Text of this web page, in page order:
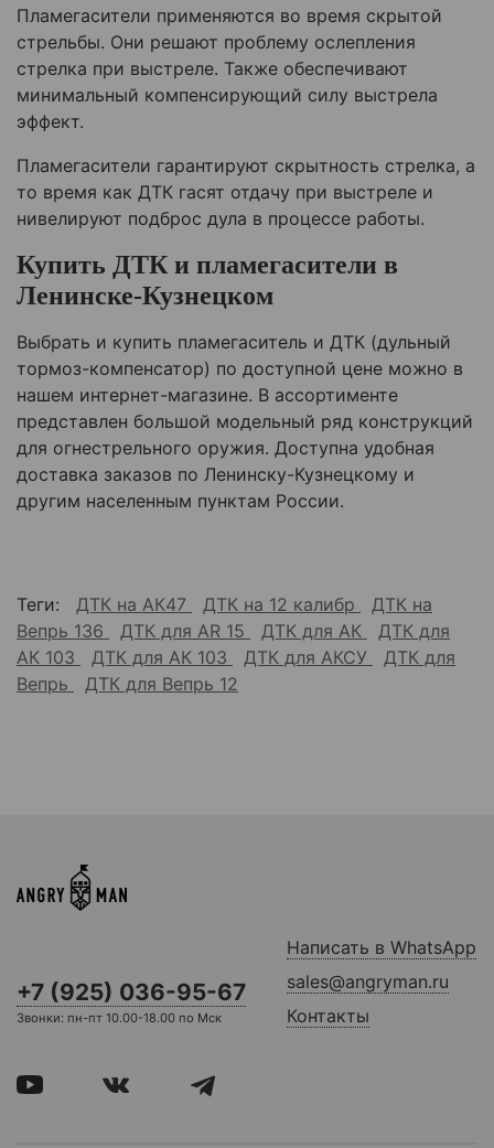
Пламегасители применяются во время скрытой
стрельбы. Они решают проблему ослепления
стрелка при выстреле. Также обеспечивают
минимальный компенсирующий силу выстрела
эффект.
Пламегасители гарантируют скрытность стрелка, а
то время как ДТК гасят отдачу при выстреле и
нивелируют подброс дула в процессе работы.
Купить ДТК и пламегасители в
Ленинске-Кузнецком
Выбрать и купить пламегаситель и ДТК (дульный
тормоз-компенсатор) по доступной цене можно в
нашем интернет-магазине. В ассортименте
представлен большой модельный ряд конструкций
для огнестрельного оружия. Доступна удобная
доставка заказов по Ленинску-Кузнецкому и
другим населенным пунктам России.
Теги: ДТК на АК47 ДТК на 12 калибр
ДТК на
Вепрь 136
ДТК для AR 15 ДТК для АК
ДТК для
АК 103
ДТК для АК 103 ДТК для АКСУ
ДТК для
Вепрь
ДТК для Вепрь 12
+7 (925) 036-95-67
Звонки: пн-пт 10.00-18.00 по Мск
Написать в WhatsApp
sales@angryman.ru
Контакты